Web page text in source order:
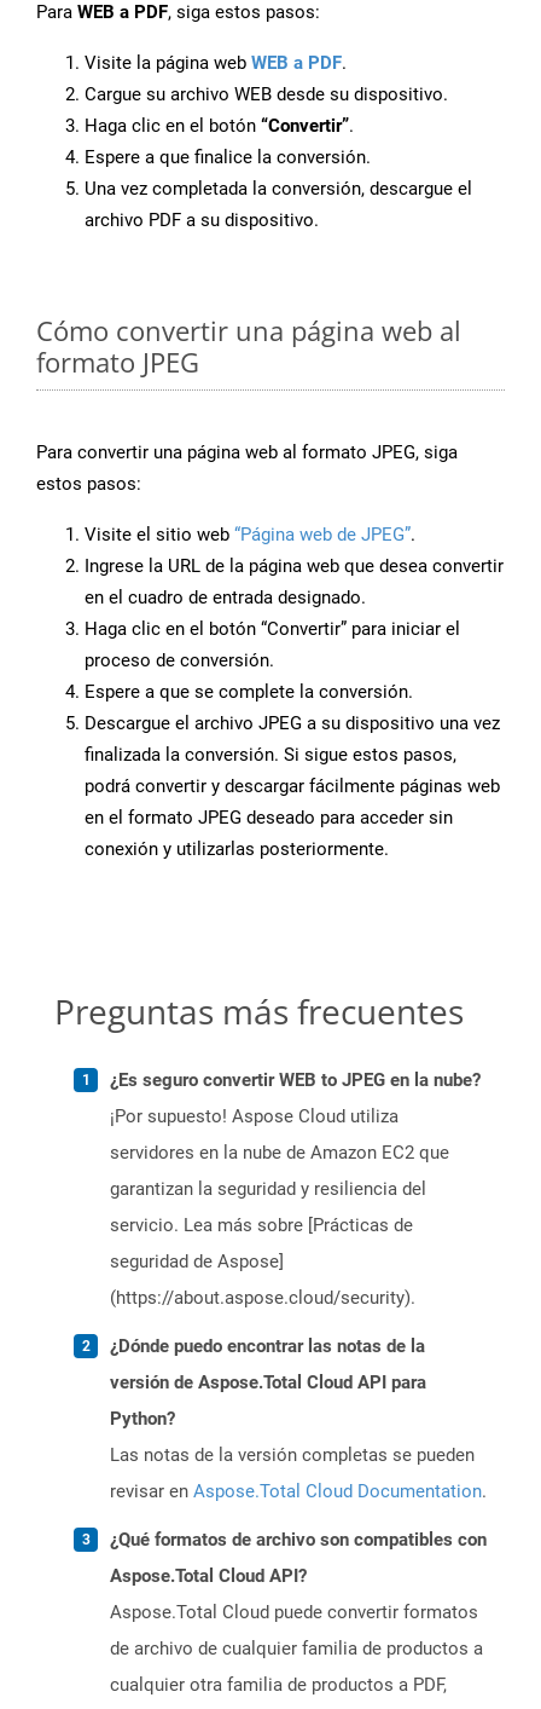
Para WEB a PDF, siga estos pasos:
Visite la página web WEB a PDF.
Cargue su archivo WEB desde su dispositivo.
Haga clic en el botón “Convertir”.
Espere a que finalice la conversión.
Una vez completada la conversión, descargue el
archivo PDF a su dispositivo.
Cómo convertir una página web al
formato JPEG
Para convertir una página web al formato JPEG, siga
estos pasos:
Visite el sitio web “Página web de JPEG”.
Ingrese la URL de la página web que desea convertir
en el cuadro de entrada designado.
Haga clic en el botón “Convertir” para iniciar el
proceso de conversión.
Espere a que se complete la conversión.
Descargue el archivo JPEG a su dispositivo una vez
finalizada la conversión. Si sigue estos pasos,
podrá convertir y descargar fácilmente páginas web
en el formato JPEG deseado para acceder sin
conexión y utilizarlas posteriormente.
Preguntas más frecuentes
¿Es seguro convertir WEB to JPEG en la nube?
¡Por supuesto! Aspose Cloud utiliza
servidores en la nube de Amazon EC2 que
garantizan la seguridad y resiliencia del
servicio. Lea más sobre [Prácticas de
seguridad de Aspose]
(https://about.aspose.cloud/security).
¿Dónde puedo encontrar las notas de la
versión de Aspose.Total Cloud API para
Python?
Las notas de la versión completas se pueden
revisar en Aspose.Total Cloud Documentation.
¿Qué formatos de archivo son compatibles con
Aspose.Total Cloud API?
Aspose.Total Cloud puede convertir formatos
de archivo de cualquier familia de productos a
cualquier otra familia de productos a PDF,